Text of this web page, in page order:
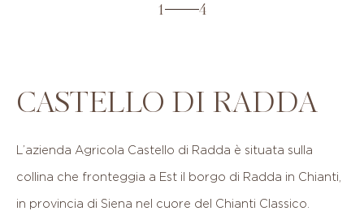
1 4
CASTELLO DI RADDA
L’azienda Agricola Castello di Radda è situata sulla
collina che fronteggia a Est il borgo di Radda in Chianti,
in provincia di Siena nel cuore del Chianti Classico.